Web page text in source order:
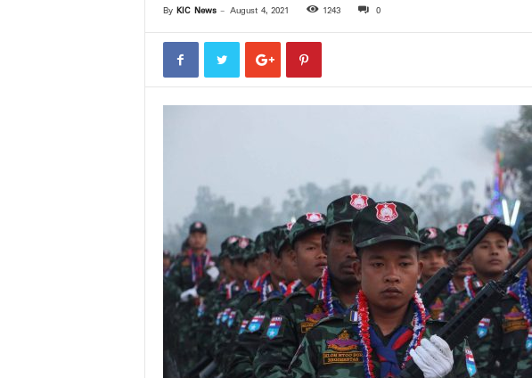
By KIC News- August 4, 2021 1243 0